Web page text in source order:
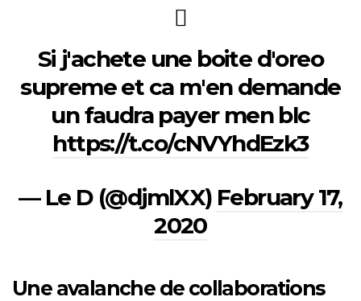
Si j'achete une boite d'oreo
supreme et ca m'en demande
un faudra payer men blc
https://t.co/cNVYhdEzk3
— Le D (@djmlXX) February 17,
2020
Une avalanche de collaborations